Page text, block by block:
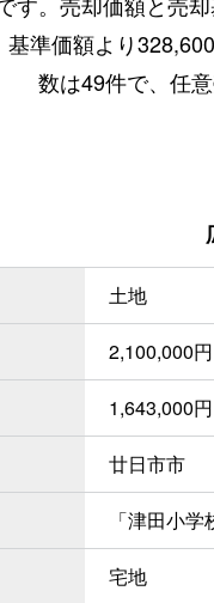
準価額より
数は49件で、任
土地
2,100,000円
1,643,000円
廿日市市
「津田小
宅地